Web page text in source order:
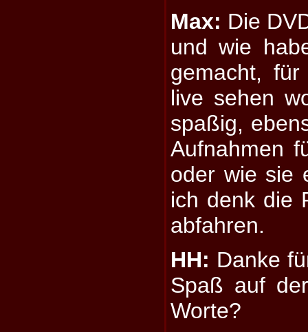
Max: Die
und wie
gemacht,
live sehen
spaßig,
Aufnahmen
oder wie sie
ich denk die
abfahren.
HH: Danke
Spaß auf
Worte?